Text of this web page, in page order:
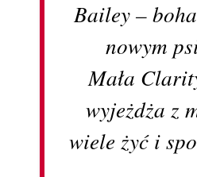
Bailey –
nowym
Mała
wyjeżdża z
wiele żyć i